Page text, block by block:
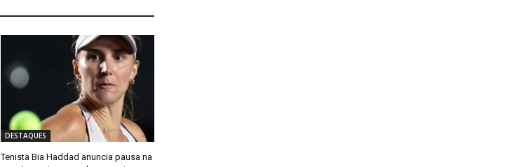
DESTAQUES
Tenista Bia Haddad anuncia pausa na